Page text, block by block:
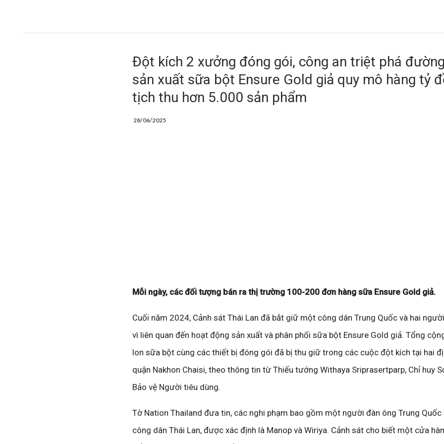
Đột kích 2 xưởng đóng gói, công an triệt phá
sản xuất sữa bột Ensure Gold giả quy mô hàng tỷ
tịch thu hơn 5.000 sản phẩm
28/06/2025
Mỗi ngày, các đối tượng bán ra thị trường 100-200 đơn hàng sữa Ensure Gold giả.
Cuối năm 2024, Cảnh sát Thái Lan đã bắt giữ một công dân Trung Quốc và hai
vì liên quan đến hoạt động sản xuất và phân phối sữa bột Ensure Gold giả. Tổng
lon sữa bột cùng các thiết bị đóng gói đã bị thu giữ trong các cuộc đột kích tại hai
quận Nakhon Chaisi, theo thông tin từ Thiếu tướng Withaya Sriprasertparp, Chỉ huy
Bảo vệ Người tiêu dùng.
Tờ Nation Thailand đưa tin, các nghi phạm bao gồm một người đàn ông Trung Quốc
công dân Thái Lan, được xác định là Manop và Wiriya. Cảnh sát cho biết một cửa